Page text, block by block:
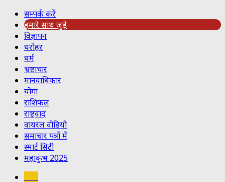
सम्पर्क करें
हमारे साथ जुड़े
विज्ञापन
धरोहर
धर्म
भ्रष्टाचार
मानवाधिकार
योगा
राशिफल
राष्ट्रवाद
वायरल वीडियो
समाचार पत्रों में
स्मार्ट सिटी
महाकुंभ 2025